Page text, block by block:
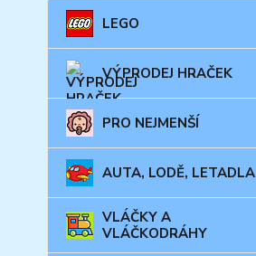
LEGO
VÝPRODEJ HRAČEK
PRO NEJMENŠÍ
AUTA, LODĚ, LETADLA
VLÁČKY A
VLÁČKODRÁHY